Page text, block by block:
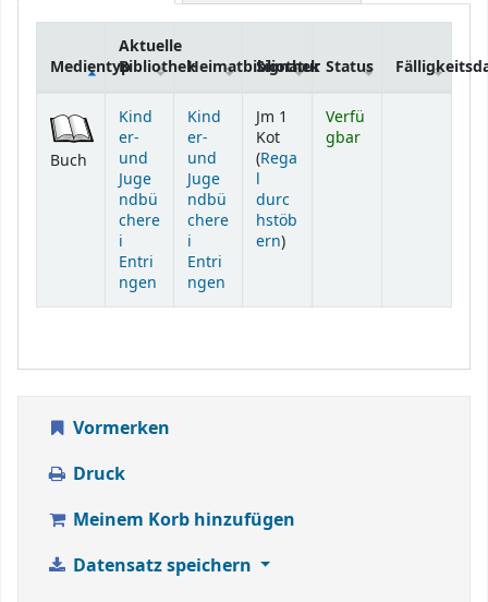
Medientyp
Aktuelle
BibliothekHeimatbibliothek
Signatur Status
Buch
Kind
er-
und
Juge
ndbü
chere
i
Entri
ngen
Kind
er-
und
Juge
ndbü
chere
i
Entri
ngen
Jm 1
Kot
(Rega
l
durc
hstöb
ern(Öffnet sich unterhalb)
)
Verfü
gbar
Vormerken
Druck
Meinem Korb hinzufügen
Datensatz speichern